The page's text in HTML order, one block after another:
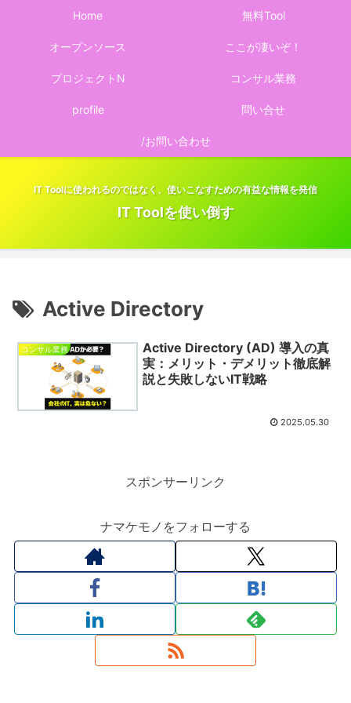
IT Toolに使われるのではなく、使いこなすための有益な情報を発信
IT Toolを使い倒す
Home 無料Tool
オープンソース ここが凄いぞ！
プロジェクトN コンサル業務
profile 問い合せ
/お問い合わせ
Active Directory
コンサル業務
Active Directory (AD) 導入の真
実：メリット・デメリット徹底解
説と失敗しないIT戦略
2025.05.30
スポンサーリンク
ナマケモノをフォローする